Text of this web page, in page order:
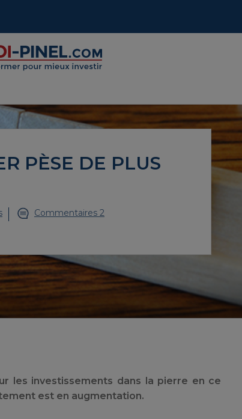
PÈSE DE PLUS
Commentaires 2
les investissements dans la pierre en ce
est en augmentation.